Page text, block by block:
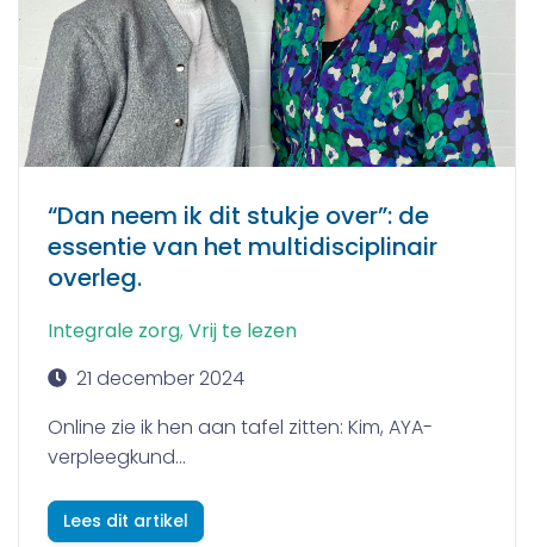
“Dan neem ik dit stukje over”: de
essentie van het multidisciplinair
overleg.
Integrale zorg, Vrij te lezen
21 december 2024
Online zie ik hen aan tafel zitten: Kim, AYA-
verpleegkund...
Lees dit artikel